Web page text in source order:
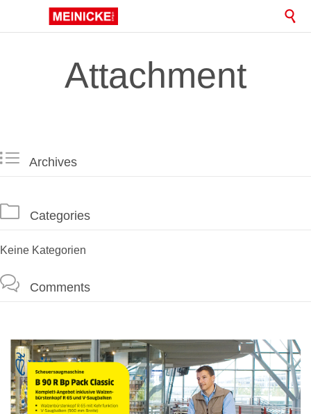

Attachment
 Archives
 Categories
Keine Kategorien
 Comments